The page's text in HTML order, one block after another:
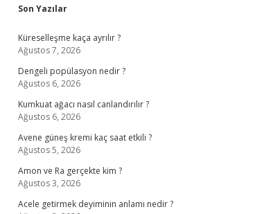
Sidebar
Son Yazılar
Küreselleşme kaça ayrılır ?
Ağustos 7, 2026
Dengeli popülasyon nedir ?
Ağustos 6, 2026
Kumkuat ağacı nasıl canlandırılır ?
Ağustos 6, 2026
Avene güneş kremi kaç saat etkili ?
Ağustos 5, 2026
Amon ve Ra gerçekte kim ?
Ağustos 3, 2026
Acele getirmek deyiminin anlamı nedir ?